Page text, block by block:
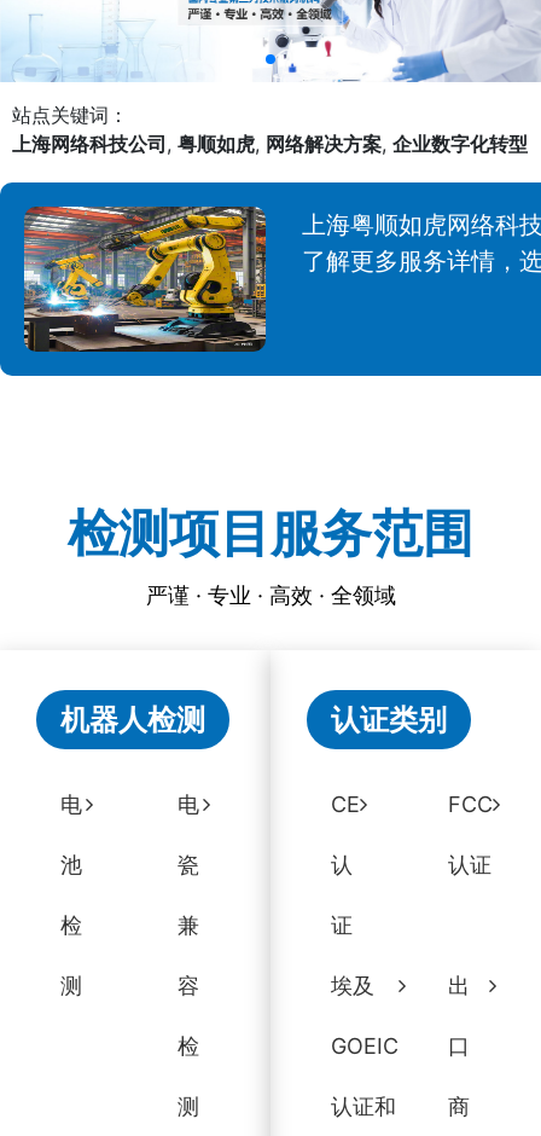
站点关键词：
上海网络科技公司 , 粤顺如虎, 网络解决方案, 企业数字化转型
上海粤顺如虎网络科
了解更多服务详情，
检测项目服务范围
严谨 · 专业 · 高效 · 全领域
机器人检测
电
池
检
测
电
瓷
兼
容
检
测
认证类别
CE
认
证
FCC
认证
埃及
GOEIC
认证和
出
口
商